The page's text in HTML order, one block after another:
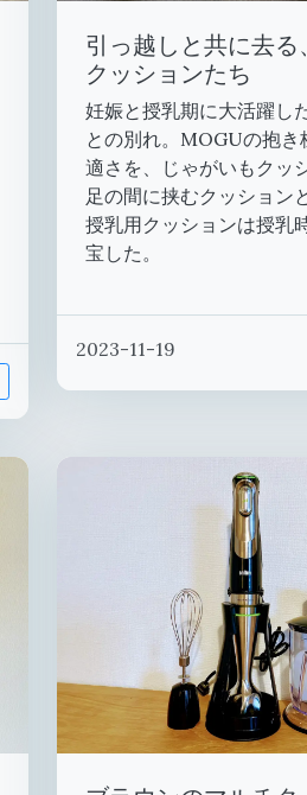
引っ越しと共に去る
クッションたち
妊娠と授乳期に大活躍し
との別れ。MOGUの抱き
適さを、じゃがいもクッ
足の間に挟むクッション
授乳用クッションは授乳
宝した。
2023-11-19